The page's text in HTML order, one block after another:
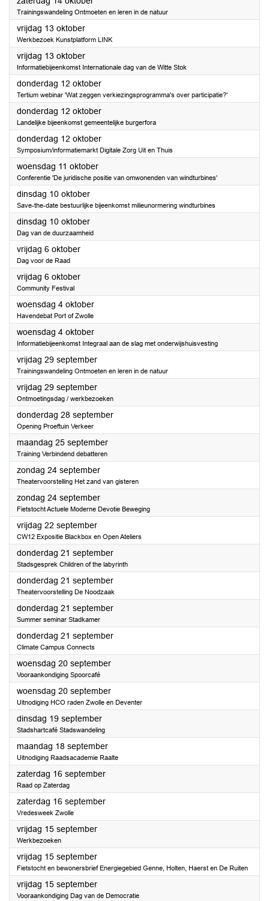
Trainingswandeling Ontmoeten en leren in de natuur
vrijdag 13 oktober2023
Werkbezoek Kunstplatform LINK
vrijdag 13 oktober2023
Informatiebijeenkomst Internationale dag van de Witte Stok
donderdag 12 oktober2023
Tertium webinar 'Wat zeggen verkiezingsprogramma's over participatie?'
donderdag 12 oktober2023
Landelijke bijeenkomst gemeentelijke burgerfora
donderdag 12 oktober2023
Symposium/informatiemarkt Digitale Zorg Uit en Thuis
woensdag 11 oktober2023
Conferentie 'De juridische positie van omwonenden van windturbines'
dinsdag 10 oktober2023
Save-the-date bestuurlijke bijeenkomst milieunormering windturbines
dinsdag 10 oktober2023
Dag van de duurzaamheid
vrijdag 6 oktober2023
Dag voor de Raad
vrijdag 6 oktober2023
Community Festival
woensdag 4 oktober2023
Havendebat Port of Zwolle
woensdag 4 oktober2023
Informatiebijeenkomst Integraal aan de slag met onderwijshuisvesting
vrijdag 29 september2023
Trainingswandeling Ontmoeten en leren in de natuur
vrijdag 29 september2023
Ontmoetingsdag / werkbezoeken
donderdag 28 september2023
Opening Proeftuin Verkeer
maandag 25 september2023
Training Verbindend debatteren
zondag 24 september2023
Theatervoorstelling Het zand van gisteren
zondag 24 september2023
Fietstocht Actuele Moderne Devotie Beweging
vrijdag 22 september2023
CW12 Expositie Blackbox en Open Ateliers
donderdag 21 september2023
Stadsgesprek Children of the labyrinth
donderdag 21 september2023
Theatervoorstelling De Noodzaak
donderdag 21 september2023
Summer seminar Stadkamer
donderdag 21 september2023
Climate Campus Connects
woensdag 20 september2023
Vooraankondiging Spoorcafé
woensdag 20 september2023
Uitnodiging HCO raden Zwolle en Deventer
dinsdag 19 september2023
Stadshartcafé Stadswandeling
maandag 18 september2023
Uitnodiging Raadsacademie Raalte
zaterdag 16 september2023
Raad op Zaterdag
zaterdag 16 september2023
Vredesweek Zwolle
vrijdag 15 september2023
Werkbezoeken
vrijdag 15 september2023
Fietstocht en bewonersbrief Energiegebied Genne, Holten, Haerst en De Ruiten
vrijdag 15 september2023
Vooraankondiging Dag van de Democratie